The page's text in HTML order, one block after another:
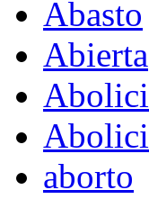
Abasto
Abierta
aborto